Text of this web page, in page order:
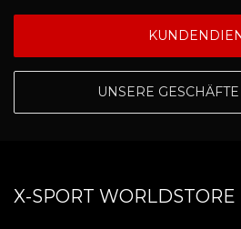
UNSERE
X-SPORT WORLDSTORE